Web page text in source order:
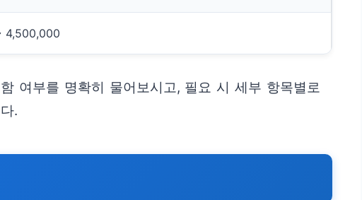
4,500,000
여부를 명확히 물어보시고, 필요 시 세부 항목별로
.